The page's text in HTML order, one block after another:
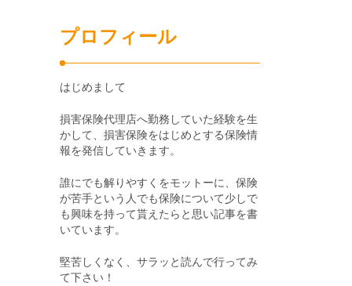
プロフィール
はじめまして
損害保険代理店へ勤務していた経験を生
かして、損害保険をはじめとする保険情
報を発信していきます。
誰にでも解りやすくをモットーに、保険
が苦手という人でも保険について少しで
も興味を持って貰えたらと思い記事を書
いています。
堅苦しくなく、サラッと読んで行ってみ
て下さい！